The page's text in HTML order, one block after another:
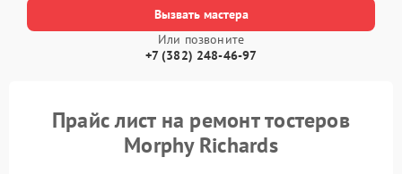
Вызвать мастера
Или позвоните
+7 (382) 248-46-97
Прайс лист на ремонт тостеров
Morphy Richards